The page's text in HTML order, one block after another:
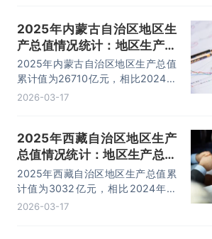
2.13%。
2025年内蒙古自治区地区生
产总值情况统计：地区生产总
值累计值26710亿元，位列全
国第20名
2025年内蒙古自治区地区生产总值
累计值为26710亿元，相比2024年
增加了395亿元，地区生产总值指数
2026-03-17
2025年西藏自治区地区生产
总值情况统计：地区生产总值
累计值3032亿元，位列全国
第31名
2025年西藏自治区地区生产总值累
计值为3032亿元，相比2024年增
加了267亿元，地区生产总值指数为
2026-03-17